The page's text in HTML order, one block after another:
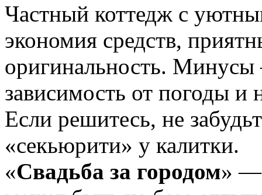
Частный коттедж с
экономия средств,
оригинальность.
зависимость от погоды и
Если решитесь, не
«секьюрити» у калитки.
«Свадьба за городом» —